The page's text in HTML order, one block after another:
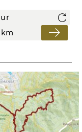
zu überbieten.